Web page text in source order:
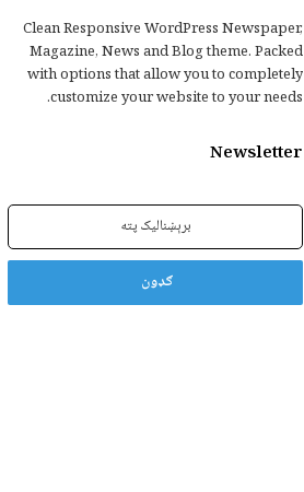
Clean Responsive WordPress Newspaper,
Magazine, News and Blog theme. Packed
with options that allow you to completely
customize your website to your needs.
Newsletter
برېښنالیک